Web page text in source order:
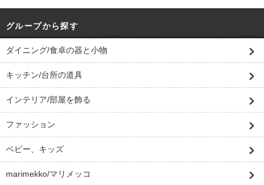
グループから探す
ダイニング/食卓の器と小物
キッチン/台所の道具
インテリア/部屋を飾る
ファッション
ベビー、キッズ
marimekko/マリメッコ